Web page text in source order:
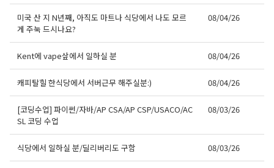
미국 산 지 N년째, 아직도 마트나 식당에서 나도 모르
게 주눅 드시나요?
08/04/26
Kent에 vape샆에서 일하실 분 08/04/26
캐피탈힐 한식당에서 서버근무 해주실분:) 08/04/26
[코딩수업] 파이썬/자바/AP CSA/AP CSP/USACO/AC
SL 코딩 수업
08/03/26
식당에서 일하실 분/딜리버리도 구함 08/03/26